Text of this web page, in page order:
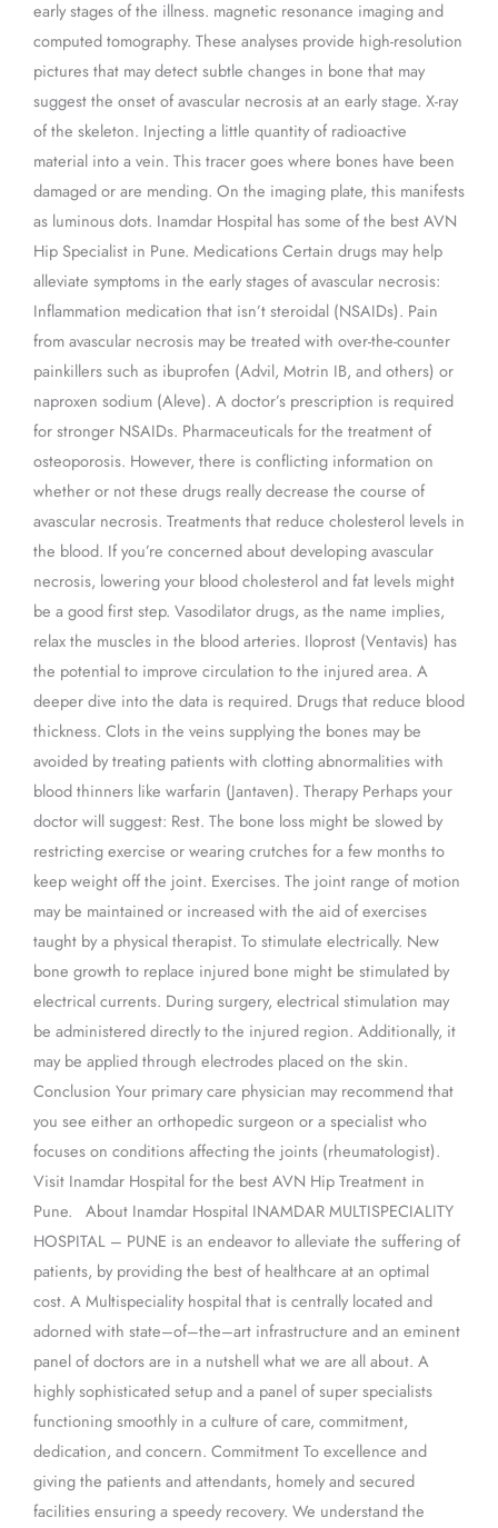
early stages of the illness. magnetic resonance imaging and
computed tomography. These analyses provide high-resolution
pictures that may detect subtle changes in bone that may
suggest the onset of avascular necrosis at an early stage. X-ray
of the skeleton. Injecting a little quantity of radioactive
material into a vein. This tracer goes where bones have been
damaged or are mending. On the imaging plate, this manifests
as luminous dots. Inamdar Hospital has some of the best AVN
Hip Specialist in Pune. Medications Certain drugs may help
alleviate symptoms in the early stages of avascular necrosis:
Inflammation medication that isn’t steroidal (NSAIDs). Pain
from avascular necrosis may be treated with over-the-counter
painkillers such as ibuprofen (Advil, Motrin IB, and others) or
naproxen sodium (Aleve). A doctor’s prescription is required
for stronger NSAIDs. Pharmaceuticals for the treatment of
osteoporosis. However, there is conflicting information on
whether or not these drugs really decrease the course of
avascular necrosis. Treatments that reduce cholesterol levels in
the blood. If you’re concerned about developing avascular
necrosis, lowering your blood cholesterol and fat levels might
be a good first step. Vasodilator drugs, as the name implies,
relax the muscles in the blood arteries. Iloprost (Ventavis) has
the potential to improve circulation to the injured area. A
deeper dive into the data is required. Drugs that reduce blood
thickness. Clots in the veins supplying the bones may be
avoided by treating patients with clotting abnormalities with
blood thinners like warfarin (Jantaven). Therapy Perhaps your
doctor will suggest: Rest. The bone loss might be slowed by
restricting exercise or wearing crutches for a few months to
keep weight off the joint. Exercises. The joint range of motion
may be maintained or increased with the aid of exercises
taught by a physical therapist. To stimulate electrically. New
bone growth to replace injured bone might be stimulated by
electrical currents. During surgery, electrical stimulation may
be administered directly to the injured region. Additionally, it
may be applied through electrodes placed on the skin.
Conclusion Your primary care physician may recommend that
you see either an orthopedic surgeon or a specialist who
focuses on conditions affecting the joints (rheumatologist).
Visit Inamdar Hospital for the best AVN Hip Treatment in
Pune. About Inamdar Hospital INAMDAR MULTISPECIALITY
HOSPITAL – PUNE is an endeavor to alleviate the suffering of
patients, by providing the best of healthcare at an optimal
cost. A Multispeciality hospital that is centrally located and
adorned with state–of–the–art infrastructure and an eminent
panel of doctors are in a nutshell what we are all about. A
highly sophisticated setup and a panel of super specialists
functioning smoothly in a culture of care, commitment,
dedication, and concern. Commitment To excellence and
giving the patients and attendants, homely and secured
facilities ensuring a speedy recovery. We understand the